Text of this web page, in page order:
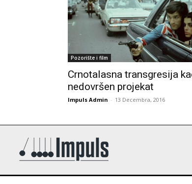
Pozorište i film
Crnotalasna transgresija
nedovršen projekat
Impuls Admin - 13 Decembra, 2016